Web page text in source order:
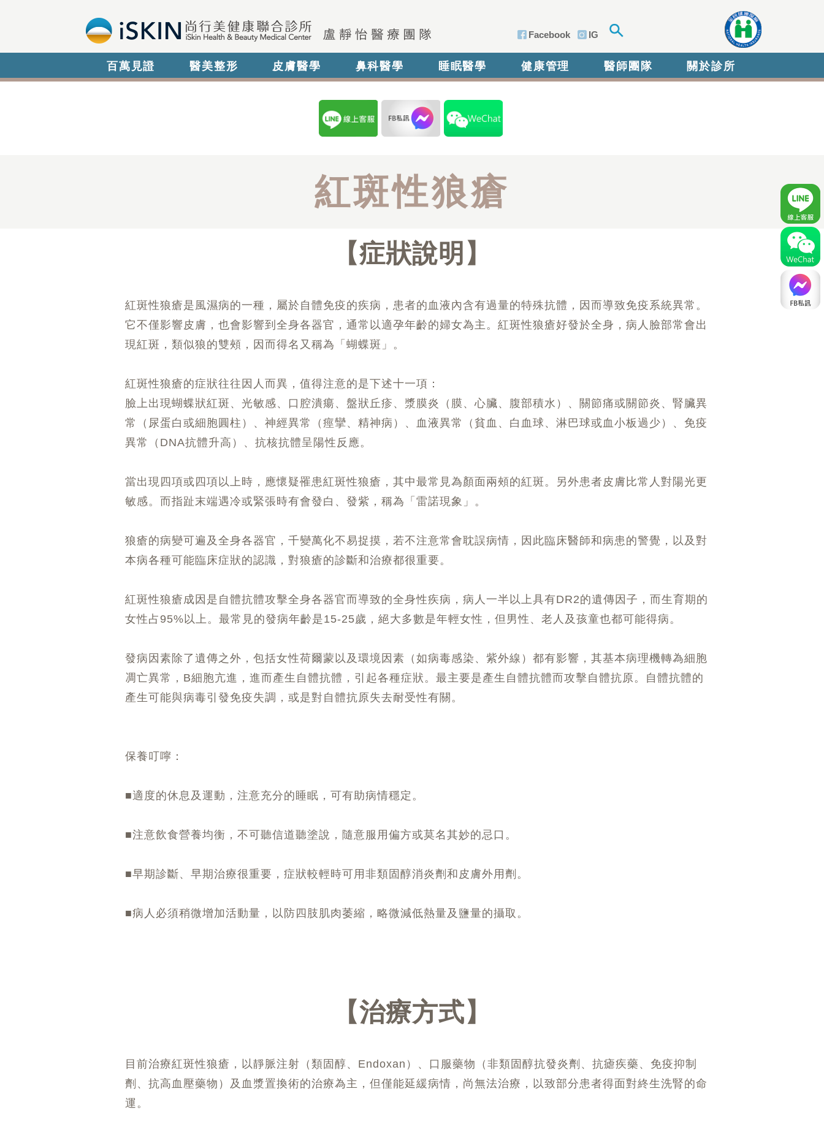
Facebook IG
百萬見證 醫美整形 皮膚醫學 鼻科醫學 睡眠醫學 健康管理 醫師團隊 關於診所
紅斑性狼瘡
症狀說明
紅斑性狼瘡是風濕病的一種，屬於自體免疫的疾病，患者的血液內含有過量的特殊抗體，因而導致免疫系統異常。
它不僅影響皮膚，也會影響到全身各器官，通常以適孕年齡的婦女為主。紅斑性狼瘡好發於全身，病人臉部常會出
現紅斑，類似狼的雙頰，因而得名又稱為「蝴蝶斑」。
紅斑性狼瘡的症狀往往因人而異，值得注意的是下述十一項：
臉上出現蝴蝶狀紅斑、光敏感、口腔潰瘍、盤狀丘疹、漿膜炎（膜、心臟、腹部積水）、關節痛或關節炎、腎臟異
常（尿蛋白或細胞圓柱）、神經異常（痙攣、精神病）、血液異常（貧血、白血球、淋巴球或血小板過少）、免疫
異常（DNA抗體升高）、抗核抗體呈陽性反應。
當出現四項或四項以上時，應懷疑罹患紅斑性狼瘡，其中最常見為顏面兩頰的紅斑。另外患者皮膚比常人對陽光更
敏感。而指趾末端遇冷或緊張時有會發白、發紫，稱為「雷諾現象」。
狼瘡的病變可遍及全身各器官，千變萬化不易捉摸，若不注意常會耽誤病情，因此臨床醫師和病患的警覺，以及對
本病各種可能臨床症狀的認識，對狼瘡的診斷和治療都很重要。
紅斑性狼瘡成因是自體抗體攻擊全身各器官而導致的全身性疾病，病人一半以上具有DR2的遺傳因子，而生育期的
女性占95%以上。最常見的發病年齡是15-25歲，絕大多數是年輕女性，但男性、老人及孩童也都可能得病。
發病因素除了遺傳之外，包括女性荷爾蒙以及環境因素（如病毒感染、紫外線）都有影響，其基本病理機轉為細胞
凋亡異常，B細胞亢進，進而產生自體抗體，引起各種症狀。最主要是產生自體抗體而攻擊自體抗原。自體抗體的
產生可能與病毒引發免疫失調，或是對自體抗原失去耐受性有關。
保養叮嚀：
■適度的休息及運動，注意充分的睡眠，可有助病情穩定。
■注意飲食營養均衡，不可聽信道聽塗說，隨意服用偏方或莫名其妙的忌口。
■早期診斷、早期治療很重要，症狀較輕時可用非類固醇消炎劑和皮膚外用劑。
■病人必須稍微增加活動量，以防四肢肌肉萎縮，略微減低熱量及鹽量的攝取。
治療方式
目前治療紅斑性狼瘡，以靜脈注射（類固醇、Endoxan）、口服藥物（非類固醇抗發炎劑、抗瘧疾藥、免疫抑制
劑、抗高血壓藥物）及血漿置換術的治療為主，但僅能延緩病情，尚無法治療，以致部分患者得面對終生洗腎的命
運。